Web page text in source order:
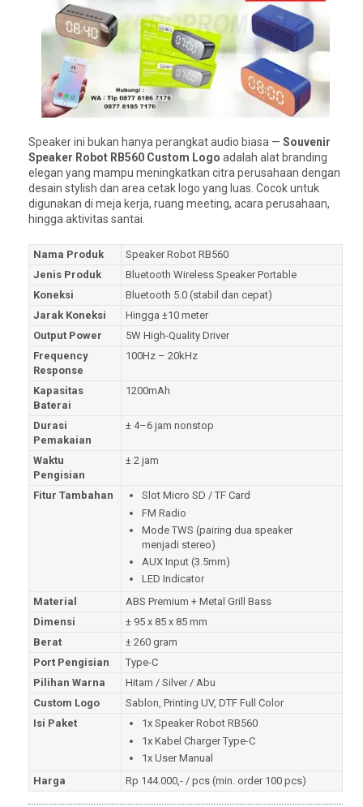
Speaker ini bukan hanya perangkat audio biasa — Souvenir
Speaker Robot RB560 Custom Logo adalah alat branding
elegan yang mampu meningkatkan citra perusahaan dengan
desain stylish dan area cetak logo yang luas. Cocok untuk
digunakan di meja kerja, ruang meeting, acara perusahaan,
hingga aktivitas santai.
Nama Produk
Speaker Robot RB560
Jenis Produk
Bluetooth Wireless Speaker Portable
Koneksi
Bluetooth 5.0 (stabil dan cepat)
Jarak Koneksi
Hingga ±10 meter
Output Power
5W High-Quality Driver
Frequency
Response
100Hz – 20kHz
Kapasitas
Baterai
1200mAh
Durasi
Pemakaian
± 4–6 jam nonstop
Waktu
Pengisian
± 2 jam
Fitur Tambahan
Slot Micro SD / TF Card
FM Radio
Mode TWS (pairing dua speaker
menjadi stereo)
AUX Input (3.5mm)
LED Indicator
Material
ABS Premium + Metal Grill Bass
Dimensi
± 95 x 85 x 85 mm
Berat
± 260 gram
Port Pengisian
Type-C
Pilihan Warna
Hitam / Silver / Abu
Custom Logo
Sablon, Printing UV, DTF Full Color
Isi Paket
1x Speaker Robot RB560
1x Kabel Charger Type-C
1x User Manual
Harga
Rp 144.000,- / pcs (min. order 100 pcs)